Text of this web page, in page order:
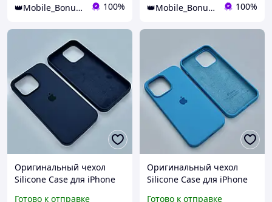
👑Mobile_Bonus👑 100% 👑Mobile_Bonus👑 100%
Оригинальный чехол
Silicone Case для iPhone
Готово к отправке
Оригинальный чехол
Silicone Case для iPhone
Готово к отправке